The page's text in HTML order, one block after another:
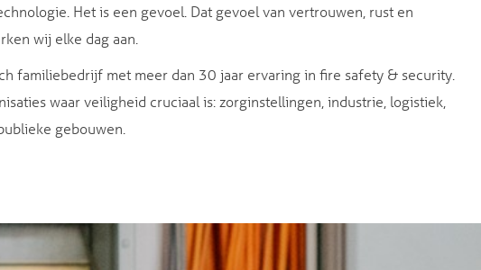
Het is een gevoel. Dat gevoel van vertrouwen, rust en
wij elke dag aan.
familiebedrijf met meer dan 30 jaar ervaring in fire safety & security.
waar veiligheid cruciaal is: zorginstellingen, industrie, logistiek,
gebouwen.